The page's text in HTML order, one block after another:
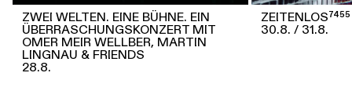
ZWEI WELTEN. EINE BÜHNE. EIN
ÜBERRASCHUNGSKONZERT MIT
OMER MEIR WELLBER, MARTIN
LINGNAU & FRIENDS
28.8.
ZEITENLOS⁷⁴⁵⁵
30.8.
31.8.